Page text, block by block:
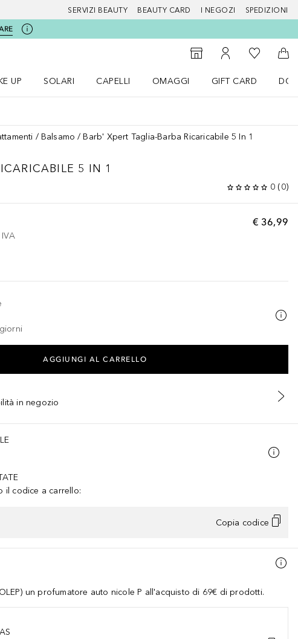
SERVIZI BEAUTY BEAUTY CARD I NEGOZI SPEDIZIONI
StorefinderAl Mio Account
Alla Mia
Al
UP
SOLARI
CAPELLI
OMAGGI
GIFT CARD
Balsamo Barb' Xpert Taglia-Barba Ricaricabile 5 In 1
5 IN 1
0 (0)
€ 36,99
AGGIUNGI AL CARRELLO
in negozio
il codice a carrello:
Copia codice
un profumatore auto nicole P all'acquisto di 69€ di prodotti.